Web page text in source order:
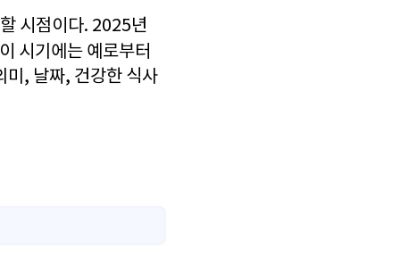
시점이다. 2025년
시기에는 예로부터
미, 날짜, 건강한 식사